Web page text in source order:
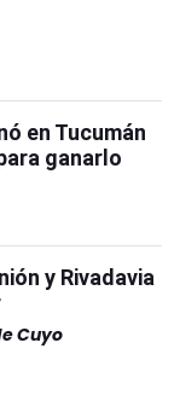
en Tucumán
ganarlo
y Rivadavia
Cuyo